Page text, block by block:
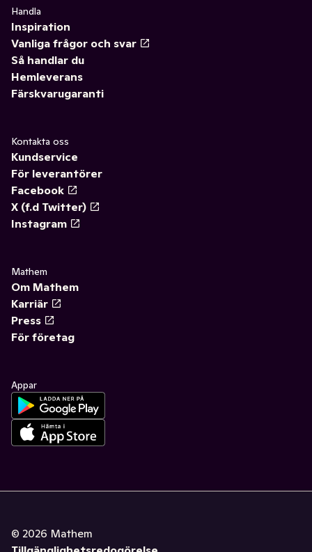
Handla
Inspiration
Vanliga frågor och svar
Så handlar du
Hemleverans
Färskvarugaranti
Kontakta oss
Kundservice
För leverantörer
Facebook
X (f.d Twitter)
Instagram
Mathem
Om Mathem
Karriär
Press
För företag
Appar
© 2026 Mathem